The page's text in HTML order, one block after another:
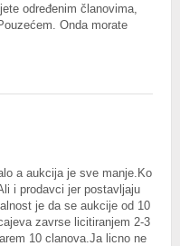
određenim članovima,
Onda morate
a aukcija je sve manje.Ko
i prodavci jer postavljaju
je da se aukcije od 10
zavrse licitiranjem 2-3
10 clanova.Ja licno ne